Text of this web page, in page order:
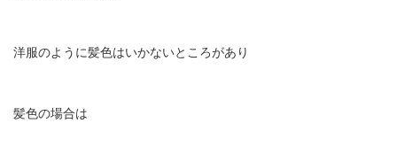
洋服のように髪色はいかないところがあり
髪色の場合は